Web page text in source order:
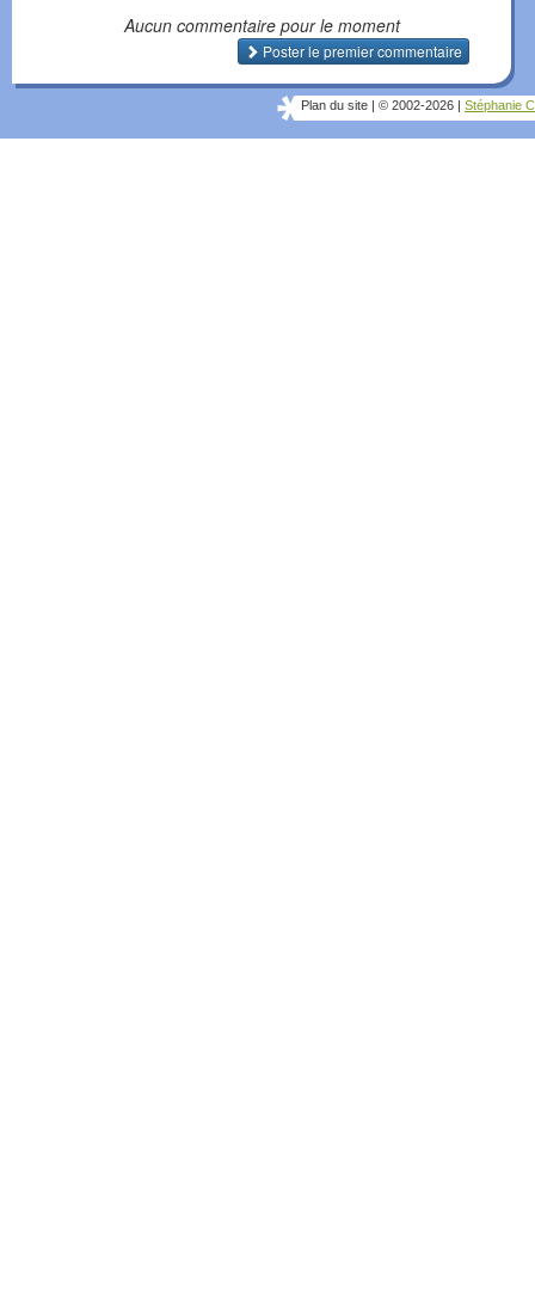
Aucun commentaire pour le moment
Poster le premier commentaire
Plan du site | © 2002-2026 | Stéphanie C